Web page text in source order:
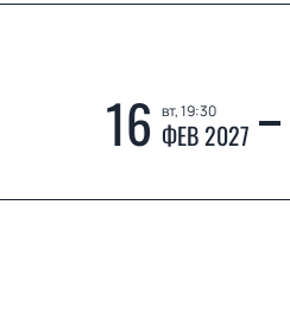
16 вт, 19:30
ФЕВ 2027